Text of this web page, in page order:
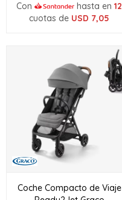
Con hasta en 12
cuotas de USD 7,05
Coche Compacto de Viaje